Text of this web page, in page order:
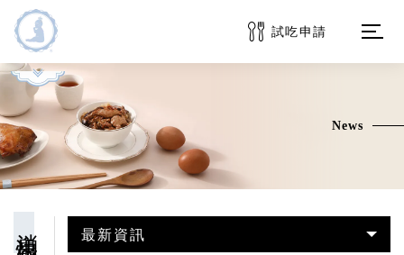
News
消息快報
試吃申請
最新資訊